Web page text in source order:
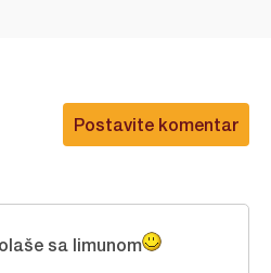
Postavite komentar
sa limunom